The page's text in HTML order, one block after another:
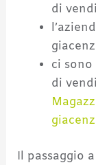
di
ci
di
Il passaggio